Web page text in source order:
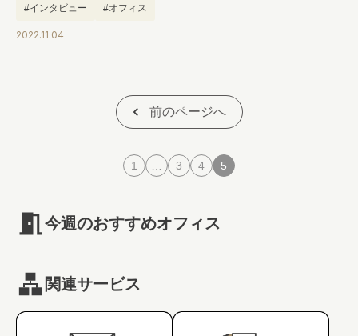
#インタビュー #オフィス
2022.11.04
前のページへ
1 3 4 5
今週のおすすめオフィス
関連サービス